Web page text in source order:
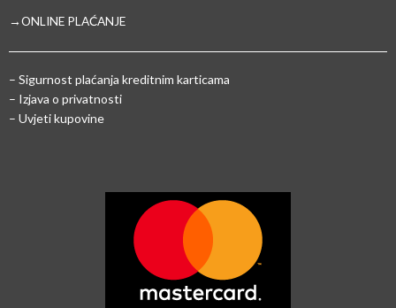
→ONLINE PLAĆANJE
– Sigurnost plaćanja kreditnim karticama
– Izjava o privatnosti
– Uvjeti kupovine